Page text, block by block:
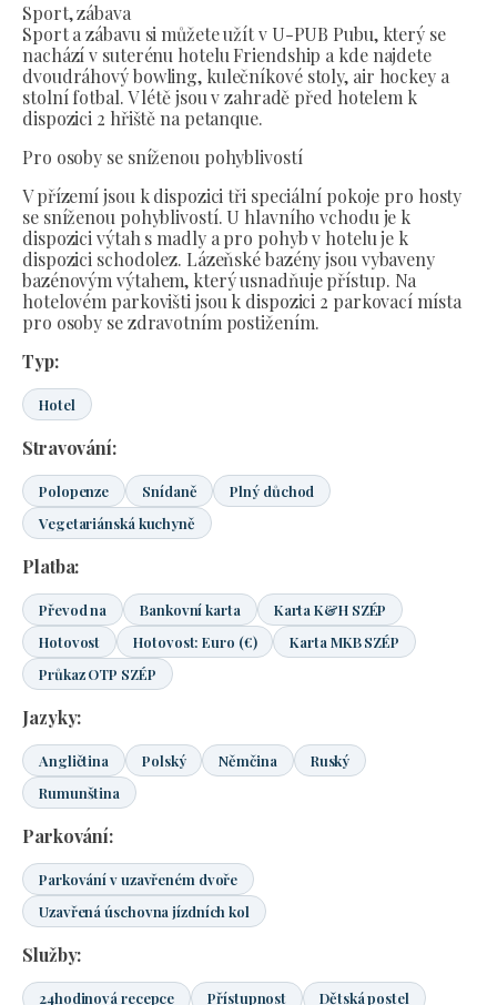
Sport, zábava
Sport a zábavu si můžete užít v U-PUB Pubu, který se
nachází v suterénu hotelu Friendship a kde najdete
dvoudráhový bowling, kulečníkové stoly, air hockey a
stolní fotbal. V létě jsou v zahradě před hotelem k
dispozici 2 hřiště na petanque.
Pro osoby se sníženou pohyblivostí
V přízemí jsou k dispozici tři speciální pokoje pro hosty
se sníženou pohyblivostí. U hlavního vchodu je k
dispozici výtah s madly a pro pohyb v hotelu je k
dispozici schodolez. Lázeňské bazény jsou vybaveny
bazénovým výtahem, který usnadňuje přístup. Na
hotelovém parkovišti jsou k dispozici 2 parkovací místa
pro osoby se zdravotním postižením.
Typ:
Hotel
Stravování:
Polopenze Snídaně
Plný důchod
Vegetariánská kuchyně
Platba:
Převod na Bankovní karta
Karta K&H SZÉP
Hotovost
Hotovost: Euro (€)
Karta MKB SZÉP
Průkaz OTP SZÉP
Jazyky:
Angličtina Polský Němčina
Ruský
Rumunština
Parkování:
Parkování v uzavřeném dvoře
Uzavřená úschovna jízdních kol
Služby:
24hodinová recepce Přístupnost Dětská postel